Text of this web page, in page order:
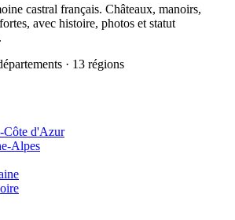
castral français. Châteaux, manoirs,
avec histoire, photos et statut
· 13 régions
Côte d'Azur
Alpes